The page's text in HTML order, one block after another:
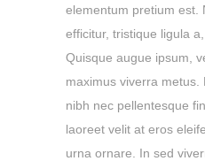
elementum pretium est.
efficitur, tristique ligula
Quisque augue ipsum,
maximus viverra metus.
nibh nec pellentesque
laoreet velit at eros
urna ornare. In sed